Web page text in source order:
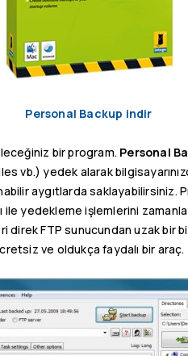
Personal Backup indir
bir program. Personal
vb.) yedek alarak
aygıtlarda saklayabilirsiniz.
ile yedekleme işlemlerini
direk FTP sunucundan uzak
ve oldukça faydalı bir araç.